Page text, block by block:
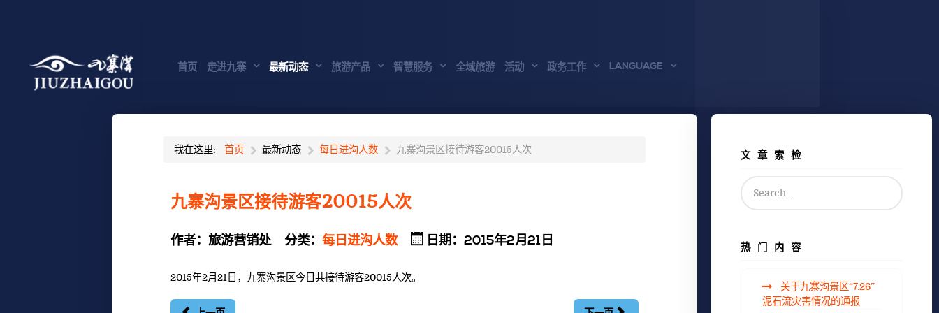
首页 走进九寨 最新动态 旅游产品 智慧服务 全域旅游 活动 政务工作 LANGUAGE
我在这里: 首页 最新动态 每日进沟人数 九寨沟景区接待游客20015人次
九寨沟景区接待游客20015人次
作者： 旅游营销处 分类： 每日进沟人数 日期：2015年2月21日
2015年2月21日，九寨沟景区今日共接待游客20015人次。
文章索检
热门内容
关于九寨沟景区“7.26”
泥石流灾害情况的通报